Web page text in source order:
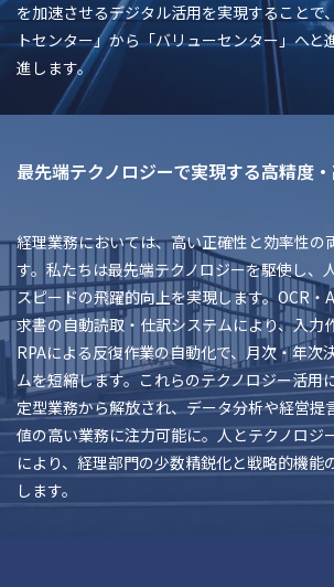
を加速させるデジタル活用を実現することで
トセンター」から「バリューセンター」へと
進します。
最先端テクノロジーで実現する高精度
経理業務においては、高い正確性と効率性の
す。私たちは最先端テクノロジーを駆使し、
スピードの飛躍的向上を実現します。OCR・
求書の自動読取・仕訳システムにより、入力
RPAによる反復作業の自動化で、月次・年次
ムを短縮します。これらのテクノロジー活用
定型業務から解放され、データ分析や経営提
値の高い業務に注力可能に。人とテクノロジ
により、経理部門の少数精鋭化と戦略的機能
します。